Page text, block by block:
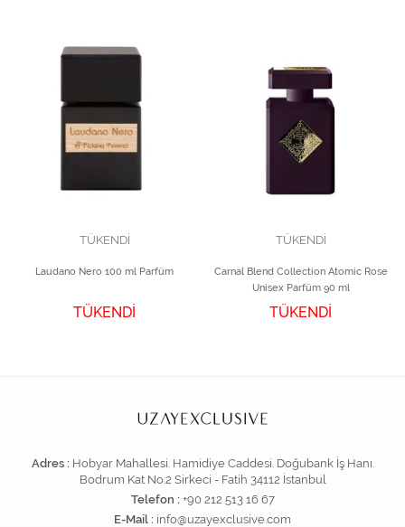
TÜKENDİ
Laudano Nero 100 ml Parfüm
TÜKENDİ
TÜKENDİ
Carnal Blend Collection Atomic Rose
Unisex Parfüm 90 ml
TÜKENDİ
Adres : Hobyar Mahallesi. Hamidiye Caddesi. Doğubank İş Hanı.
Bodrum Kat No:2 Sirkeci - Fatih 34112 İstanbul
Telefon : +90 212 513 16 67
E-Mail : info@uzayexclusive.com